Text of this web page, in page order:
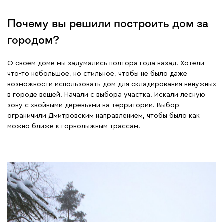
Почему вы решили построить дом за
городом?
О своем доме мы задумались полтора года назад. Хотели
что-то небольшое, но стильное, чтобы не было даже
возможности использовать дом для складирования ненужных
в городе вещей. Начали с выбора участка. Искали лесную
зону с хвойными деревьями на территории. Выбор
ограничили Дмитровским направлением, чтобы было как
можно ближе к горнолыжным трассам.